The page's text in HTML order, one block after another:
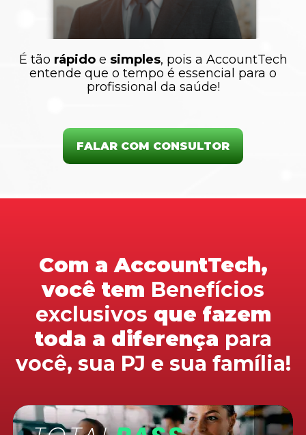
É tão rápidoe simples, pois a AccountTech
entende que o tempo é essencial para o
profissional da saúde!
FALAR COM CONSULTOR
Com a AccountTech,
você tem Benefícios
exclusivos que fazem
toda a diferença para
você, sua PJ e sua família!